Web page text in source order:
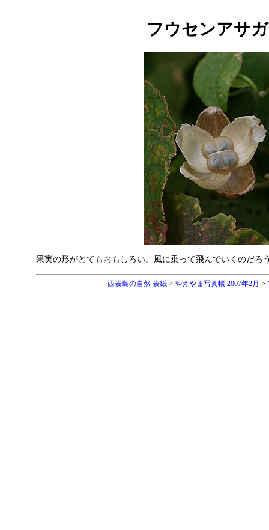
フウセンアサ
果実の形がとてもおもしろい。風に乗って飛んでいくのだろ
西表島の自然 表紙 > やえやま写真帳 2007年2月 >